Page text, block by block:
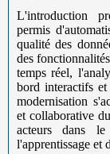
L'introduction
permis
qualité des
des
temps réel,
bord interactifs et
modernisation
et collaborative
acteurs dans
l'apprentissage et